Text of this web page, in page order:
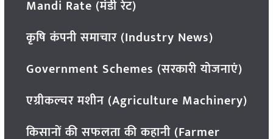
Mandi Rate (मंडी रेट)
कृषि कंपनी समाचार (Industry News)
Government Schemes (सरकारी योजनाएं)
एग्रीकल्चर मशीन (Agriculture Machinery)
किसानों की सफलता की कहानी (Farmer